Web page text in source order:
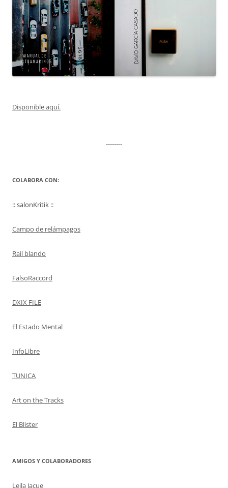
Disponible aquí.
--------
COLABORA CON:
:: salonKritik ::
Campo de relámpagos
Rail blando
FalsoRaccord
DXIX FILE
El Estado Mental
InfoLibre
TUNICA
Art on the Tracks
El Blister
AMIGOS Y COLABORADORES
Leila Jacue